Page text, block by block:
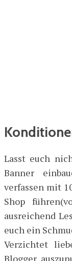
Lasst euch
Banner
verfassen mit
Shop
ausreichend
euch ein
Verzichtet
Blogger